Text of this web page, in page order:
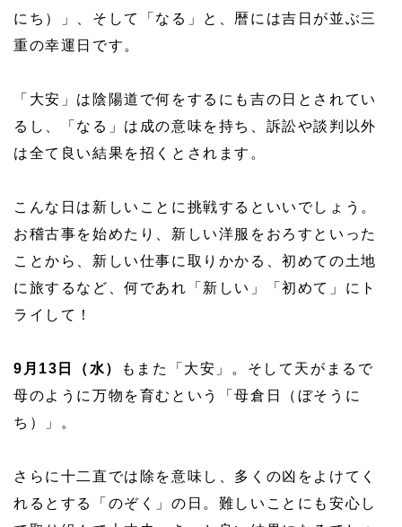
にち）」、そして「なる」と、暦には吉日が並ぶ三
重の幸運日です。
「大安」は陰陽道で何をするにも吉の日とされてい
るし、「なる」は成の意味を持ち、訴訟や談判以外
は全て良い結果を招くとされます。
こんな日は新しいことに挑戦するといいでしょう。
お稽古事を始めたり、新しい洋服をおろすといった
ことから、新しい仕事に取りかかる、初めての土地
に旅するなど、何であれ「新しい」「初めて」にト
ライして！
9月13日（水）
もまた「大安」。そして天がまるで
母のように万物を育むという「母倉日（ぼそうに
ち）」。
さらに十二直では除を意味し、多くの凶をよけてく
れるとする「のぞく」の日。難しいことにも安心し